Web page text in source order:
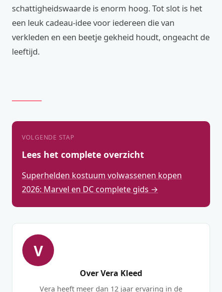
schattigheidswaarde is enorm hoog. Tot slot is het
een leuk cadeau-idee voor iedereen die van
verkleden en een beetje gekheid houdt, ongeacht de
leeftijd.
VOLGENDE STAP
Lees het complete overzicht
Superhelden kostuum volwassenen kopen
2026: Marvel en DC complete gids →
V
Over Vera Kleed
Vera heeft meer dan 12 jaar ervaring in de